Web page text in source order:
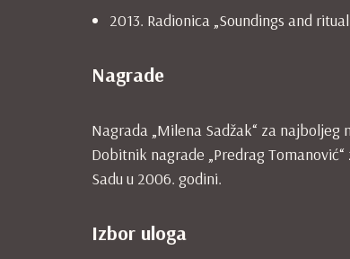
2013. Radionica „Soundings and
Nagrade
Nagrada „Milena Sadžak“ za
Dobitnik nagrade „Predrag
Sadu u 2006. godini.
Izbor uloga